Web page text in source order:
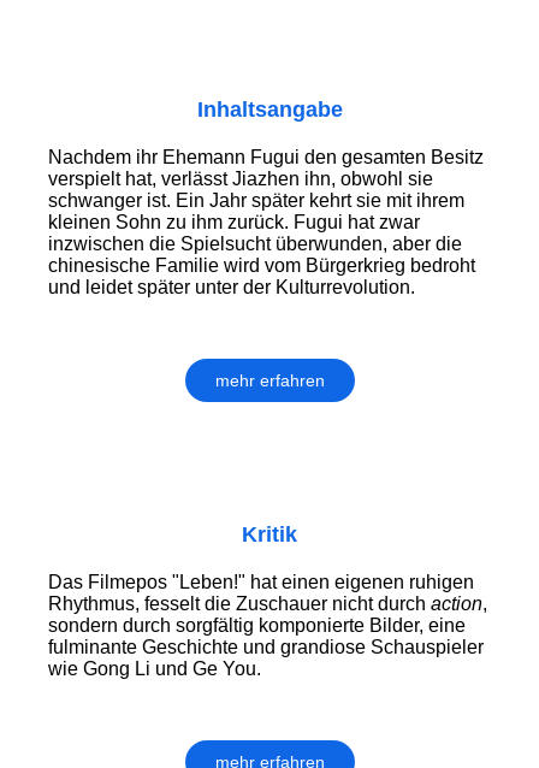
Inhaltsangabe
Nachdem ihr Ehemann Fugui den gesamten Besitz
verspielt hat, verlässt Jiazhen ihn, obwohl sie
schwanger ist. Ein Jahr später kehrt sie mit ihrem
kleinen Sohn zu ihm zurück. Fugui hat zwar
inzwischen die Spielsucht überwunden, aber die
chinesische Familie wird vom Bürgerkrieg bedroht
und leidet später unter der Kulturrevolution.
mehr erfahren
Kritik
Das Filmepos "Leben!" hat einen eigenen ruhigen
Rhythmus, fesselt die Zuschauer nicht durch action,
sondern durch sorgfältig komponierte Bilder, eine
fulminante Geschichte und grandiose Schauspieler
wie Gong Li und Ge You.
mehr erfahren